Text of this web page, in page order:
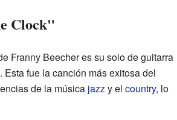
Clock"
Franny Beecher es su solo de guitarra
Esta fue la canción más exitosa del
de la música jazzy el country, lo